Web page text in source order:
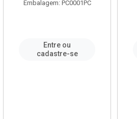
Embalagem: PC0001PC
Entre ou
cadastre-se